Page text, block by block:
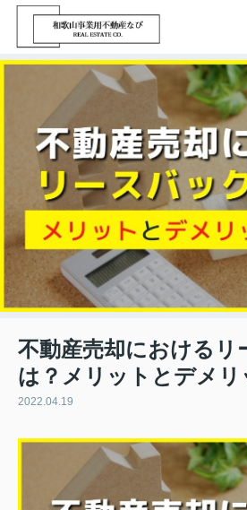
不動産売却におけるリ
は？メリットとデメリ
2022.04.19